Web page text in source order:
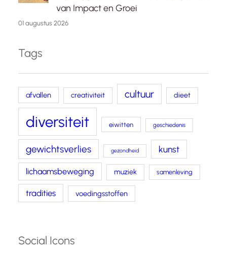
van Impact en Groei
01 augustus 2026
Tags
afvallen creativiteit cultuur dieet
diversiteit eiwitten geschiedenis
gewichtsverlies gezondheid kunst
lichaamsbeweging muziek samenleving
tradities voedingsstoffen
Social Icons